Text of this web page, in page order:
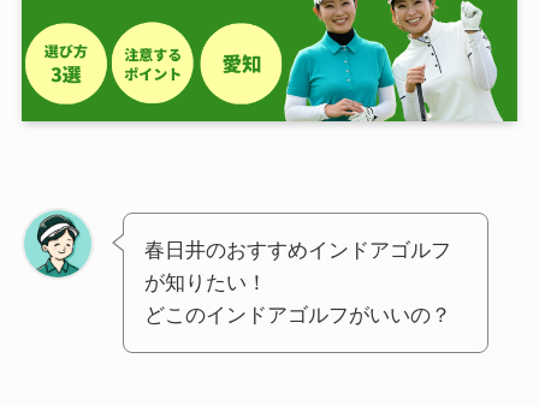
春日井のおすすめインドアゴルフ
が知りたい！
どこのインドアゴルフがいいの？